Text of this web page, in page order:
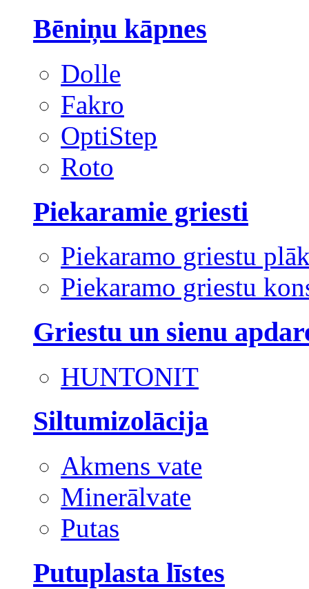
Bēniņu kāpnes
Dolle
Fakro
OptiStep
Roto
Piekaramie griesti
Piekaramo griestu
Piekaramo griestu
Griestu un sienu
HUNTONIT
Siltumizolācija
Akmens vate
Minerālvate
Putas
Putuplasta līstes